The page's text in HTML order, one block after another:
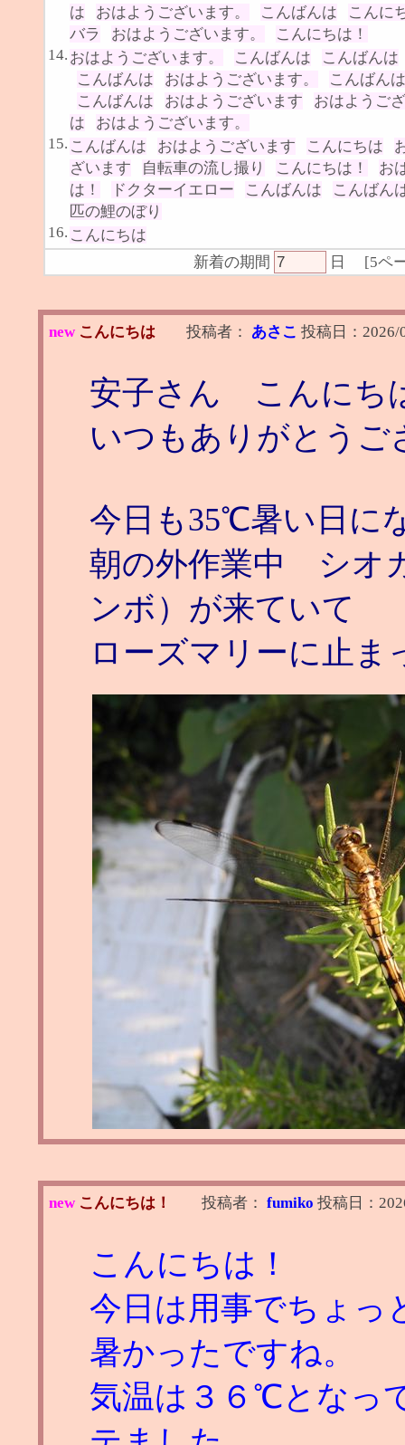
は
おはようございます。 こんばんは
こんに
バラ
おはようございます。
こんにちは！
14. おはようございます。 こんばんは
こんばんは
こんばんは
おはようございます。
こんばんは
こんばんは
おはようございます
おはようご
は
おはようございます。
15. こんばんは おはようございます こんにちは
ざいます
自転車の流し撮り こんにちは！
お
は！
ドクターイエロー こんばんは
こんばん
匹の鯉のぼり
16. こんにちは
新着の期間
日 [5ペ
new こんにちは 投稿者： あさこ 投稿日： 2026/
安子さん こんにち
いつもありがとうご
今日も35℃暑い日に
朝の外作業中 シオ
ンボ）が来ていて
ローズマリーに止ま
new こんにちは！ 投稿者： fumiko 投稿日：
こんにちは！
今日は用事でちょっ
暑かったですね。
気温は３６℃となっ